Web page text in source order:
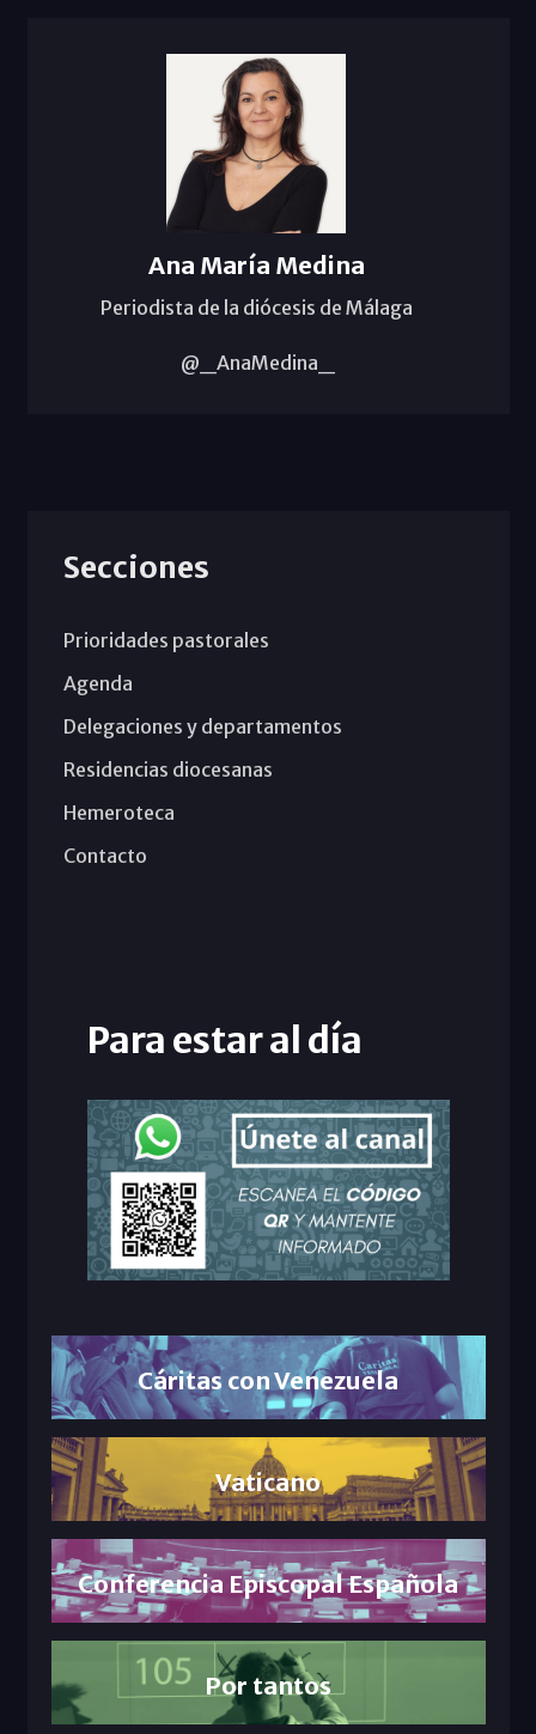
Ana María Medina
Periodista de la diócesis de Málaga
@_AnaMedina_
Secciones
Prioridades pastorales
Agenda
Delegaciones y departamentos
Residencias diocesanas
Hemeroteca
Contacto
Para estar al día
Cáritas con Venezuela
Vaticano
Conferencia Episcopal Española
Por tantos